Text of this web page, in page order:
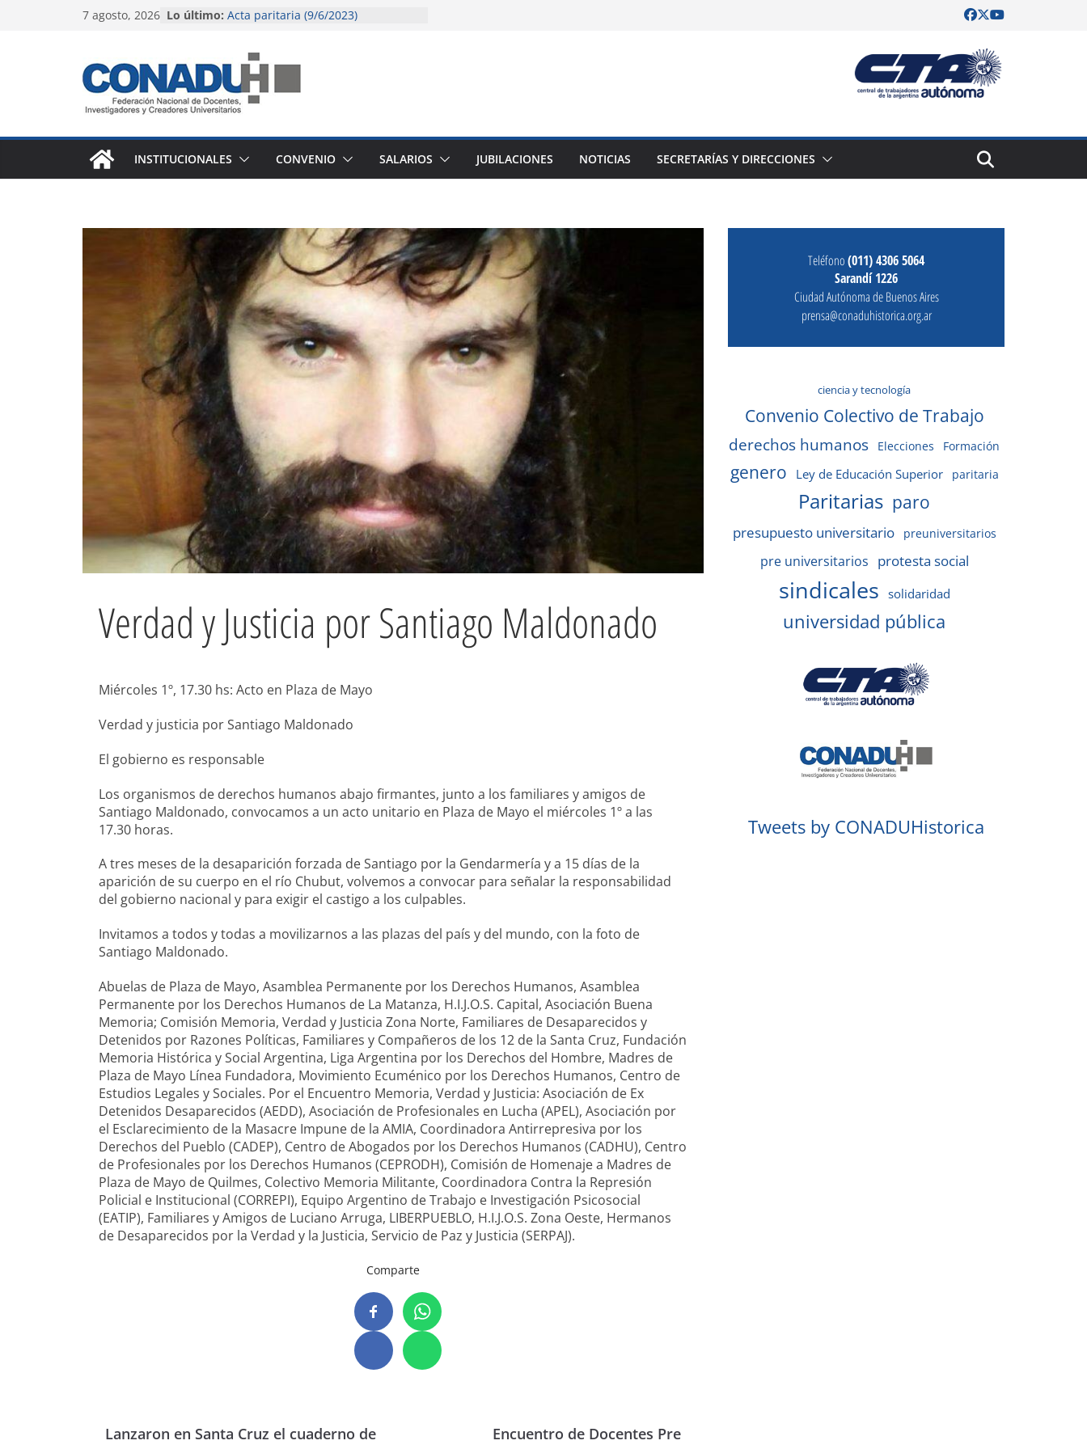
7 agosto, 2026 Lo último: Acta paritaria (9/6/2023)
pérdida salarial de la docencia
universitaria y preuniversitaria
Instructivo para liquidación
(octubre 2023)
agosto 2023)
INSTITUCIONALES
CONVENIO SALARIOS JUBILACIONES NOTICIAS SECRETARÍAS Y DIRECCIONES
Verdad y Justicia por Santiago Maldonado
Miércoles 1º, 17.30 hs: Acto en Plaza de Mayo
Verdad y justicia por Santiago Maldonado
El gobierno es responsable
Los organismos de derechos humanos abajo firmantes, junto a los familiares y amigos de
Santiago Maldonado, convocamos a un acto unitario en Plaza de Mayo el miércoles 1º a las
17.30 horas.
A tres meses de la desaparición forzada de Santiago por la Gendarmería y a 15 días de la
aparición de su cuerpo en el río Chubut, volvemos a convocar para señalar la responsabilidad
del gobierno nacional y para exigir el castigo a los culpables.
Invitamos a todos y todas a movilizarnos a las plazas del país y del mundo, con la foto de
Santiago Maldonado.
Abuelas de Plaza de Mayo, Asamblea Permanente por los Derechos Humanos, Asamblea
Permanente por los Derechos Humanos de La Matanza, H.I.J.O.S. Capital, Asociación Buena
Memoria; Comisión Memoria, Verdad y Justicia Zona Norte, Familiares de Desaparecidos y
Detenidos por Razones Políticas, Familiares y Compañeros de los 12 de la Santa Cruz, Fundación
Memoria Histórica y Social Argentina, Liga Argentina por los Derechos del Hombre, Madres de
Plaza de Mayo Línea Fundadora, Movimiento Ecuménico por los Derechos Humanos, Centro de
Estudios Legales y Sociales. Por el Encuentro Memoria, Verdad y Justicia: Asociación de Ex
Detenidos Desaparecidos (AEDD), Asociación de Profesionales en Lucha (APEL), Asociación por
el Esclarecimiento de la Masacre Impune de la AMIA, Coordinadora Antirrepresiva por los
Derechos del Pueblo (CADEP), Centro de Abogados por los Derechos Humanos (CADHU), Centro
de Profesionales por los Derechos Humanos (CEPRODH), Comisión de Homenaje a Madres de
Plaza de Mayo de Quilmes, Colectivo Memoria Militante, Coordinadora Contra la Represión
Policial e Institucional (CORREPI), Equipo Argentino de Trabajo e Investigación Psicosocial
(EATIP), Familiares y Amigos de Luciano Arruga, LIBERPUEBLO, H.I.J.O.S. Zona Oeste, Hermanos
de Desaparecidos por la Verdad y la Justicia, Servicio de Paz y Justicia (SERPAJ).
Comparte
Lanzaron en Santa Cruz el cuaderno de
Encuentro de Docentes Pre
Teléfono(011) 4306 5064
Sarandí 1226
Ciudad Autónoma de Buenos Aires
prensa@conaduhistorica.org.ar
ciencia y tecnología
Convenio Colectivo de Trabajo
derechos humanos Elecciones Formación
genero Ley de Educación Superior paritaria
Paritarias paro
presupuesto universitario preuniversitarios
pre universitarios protesta social
sindicales solidaridad
universidad pública
Tweets by CONADUHistorica